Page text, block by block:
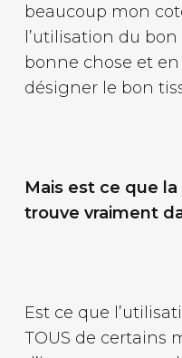
beaucoup mon
l’utilisation du
bonne chose et
désigner le bon
Mais est ce que
trouve vraiment
Est ce que
TOUS de certains